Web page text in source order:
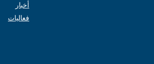
أخبار
فعاليات